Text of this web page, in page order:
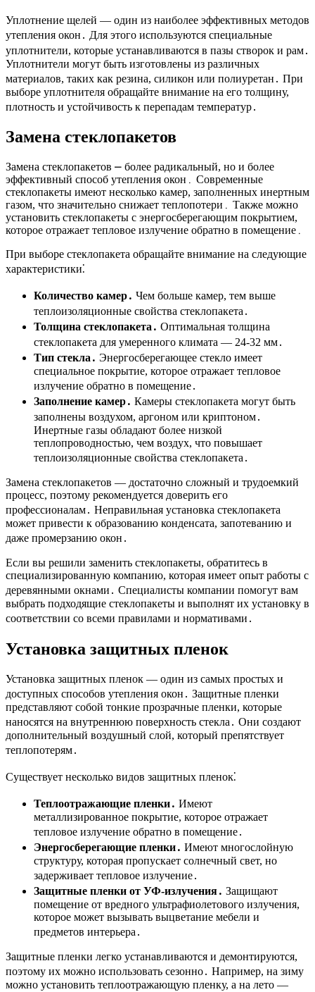
Уплотнение щелей ― один из наиболее эффективных методов
утепления окон․ Для этого используются специальные
уплотнители, которые устанавливаются в пазы створок и рам․
Уплотнители могут быть изготовлены из различных
материалов, таких как резина, силикон или полиуретан․ При
выборе уплотнителя обращайте внимание на его толщину,
плотность и устойчивость к перепадам температур․
Замена стеклопакетов
Замена стеклопакетов ⎼ более радикальный, но и более
эффективный способ утепления окон․ Современные
стеклопакеты имеют несколько камер, заполненных инертным
газом, что значительно снижает теплопотери․ Также можно
установить стеклопакеты с энергосберегающим покрытием,
которое отражает тепловое излучение обратно в помещение․
При выборе стеклопакета обращайте внимание на следующие
характеристики⁚
Количество камер․ Чем больше камер, тем выше
теплоизоляционные свойства стеклопакета․
Толщина стеклопакета․ Оптимальная толщина
стеклопакета для умеренного климата ― 24-32 мм․
Тип стекла․ Энергосберегающее стекло имеет
специальное покрытие, которое отражает тепловое
излучение обратно в помещение․
Заполнение камер․ Камеры стеклопакета могут быть
заполнены воздухом, аргоном или криптоном․
Инертные газы обладают более низкой
теплопроводностью, чем воздух, что повышает
теплоизоляционные свойства стеклопакета․
Замена стеклопакетов ― достаточно сложный и трудоемкий
процесс, поэтому рекомендуется доверить его
профессионалам․ Неправильная установка стеклопакета
может привести к образованию конденсата, запотеванию и
даже промерзанию окон․
Если вы решили заменить стеклопакеты, обратитесь в
специализированную компанию, которая имеет опыт работы с
деревянными окнами․ Специалисты компании помогут вам
выбрать подходящие стеклопакеты и выполнят их установку в
соответствии со всеми правилами и нормативами․
Установка защитных пленок
Установка защитных пленок ― один из самых простых и
доступных способов утепления окон․ Защитные пленки
представляют собой тонкие прозрачные пленки, которые
наносятся на внутреннюю поверхность стекла․ Они создают
дополнительный воздушный слой, который препятствует
теплопотерям․
Существует несколько видов защитных пленок⁚
Теплоотражающие пленки․ Имеют
металлизированное покрытие, которое отражает
тепловое излучение обратно в помещение․
Энергосберегающие пленки․ Имеют многослойную
структуру, которая пропускает солнечный свет, но
задерживает тепловое излучение․
Защитные пленки от УФ-излучения․ Защищают
помещение от вредного ультрафиолетового излучения,
которое может вызывать выцветание мебели и
предметов интерьера․
Защитные пленки легко устанавливаются и демонтируются,
поэтому их можно использовать сезонно․ Например, на зиму
можно установить теплоотражающую пленку, а на лето ―